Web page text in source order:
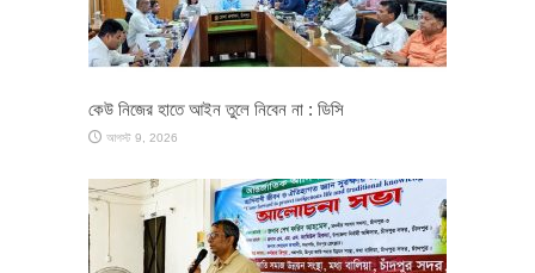
কেউ নিজের হাতে আইন তুলে নিবেন না : ডিসি
আগস্ট 9, 2026